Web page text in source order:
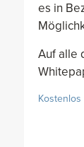
es in
Auf alle